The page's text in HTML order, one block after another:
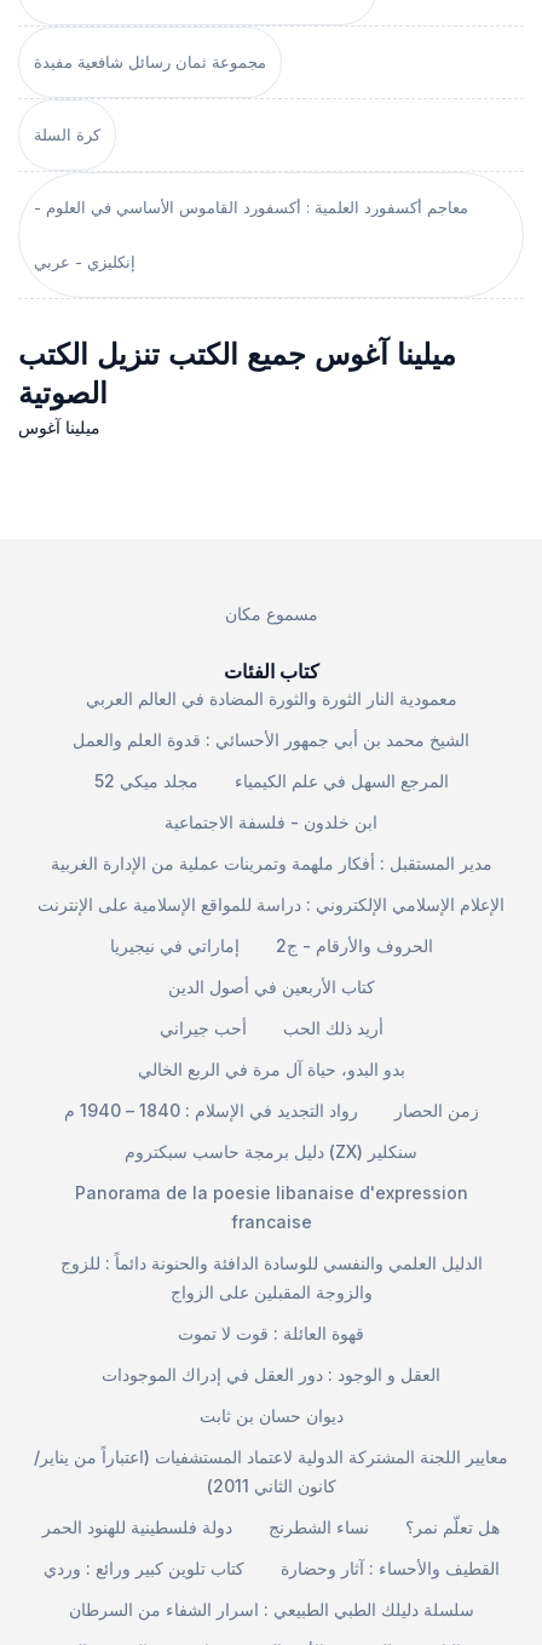
مجموعة ثمان رسائل شافعية مفيدة
كرة السلة
معاجم أكسفورد العلمية : أكسفورد القاموس الأساسي في العلوم -
إنكليزي - عربي
ميلينا آغوس جميع الكتب تنزيل الكتب
الصوتية
ميلينا آغوس
مسموع مكان
كتاب الفئات
معمودية النار الثورة والثورة المضادة في العالم العربي
الشيخ محمد بن أبي جمهور الأحسائي : قدوة العلم والعمل
مجلد ميكي 52
المرجع السهل في علم الكيمياء
ابن خلدون - فلسفة الاجتماعية
مدير المستقبل : أفكار ملهمة وتمرينات عملية من الإدارة الغربية
الإعلام الإسلامي الإلكتروني : دراسة للمواقع الإسلامية على الإنترنت
إماراتي في نيجيريا
الحروف والأرقام - ج2
كتاب الأربعين في أصول الدين
أحب جيراني
أريد ذلك الحب
بدو البدو، حياة آل مرة في الربع الخالي
رواد التجديد في الإسلام : 1840 – 1940 م
زمن الحصار
دليل برمجة حاسب سبكتروم (ZX) سنكلير
Panorama de la poesie libanaise d'expression
francaise
الدليل العلمي والنفسي للوسادة الدافئة والحنونة دائماً : للزوج
والزوجة المقبلين على الزواج
قهوة العائلة : قوت لا تموت
العقل و الوجود : دور العقل في إدراك الموجودات
ديوان حسان بن ثابت
معايير اللجنة المشتركة الدولية لاعتماد المستشفيات (اعتباراً من يناير/
كانون الثاني 2011)
دولة فلسطينية للهنود الحمر
نساء الشطرنج
هل تعلّم نمر؟
كتاب تلوين كبير ورائع : وردي
القطيف والأحساء : آثار وحضارة
سلسلة دليلك الطبي الطبيعي : اسرار الشفاء من السرطان